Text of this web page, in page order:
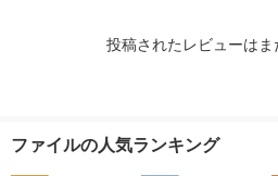
投稿されたレビューはま
ファイルの人気ランキング